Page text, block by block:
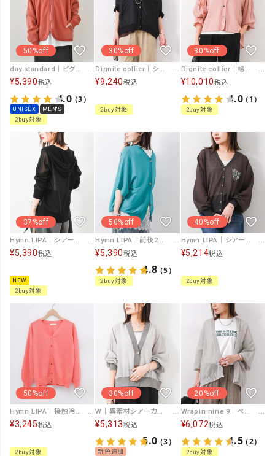
50%off
day standard｜ピグメント裏毛ジップカーデ [[day-003]][D]
¥5,390税込
4.0（3）
UNISEX
MEN'S
2buy対象
30%off
Dignite collier｜シアータックワイドカーディガン [[80268731]][F]
¥9,240税込
2buy対象
30%off
Dignite collier｜楊栁シフォンVカーデ [[80268372]][F]
¥10,010税込
4.0（1）
2buy対象
37%off
Hymn LIPA｜シアーフードカーデ [[643072]][F]
¥5,390税込
NEW
2buy対象
50%off
Hymn LIPA｜前後2wayカーデ [[IZK22093-26SS]][F]
¥5,390税込
4.8（5）
2buy対象
40%off
Hymn LIPA｜シアーカーディガン [[39-0495]][F]
¥5,214税込
2buy対象
50%off
Hymn LIPA｜接触冷感/UV加工 ネックビジュカーデ [[265LU0242]][F]
¥3,245税込
2buy対象
30%off
W｜異素材シアーカーデ [[IZK25023-26SS]][F]
¥5,313税込
5.0（3）
新色追加
20%off
Wrapin nine 9｜ペーパーヤーンカルマカーディガン [[265ES0230]][F]
¥6,072税込
4.5（2）
2buy対象